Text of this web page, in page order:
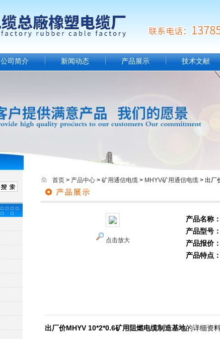
公司简介 新闻动态 产品展示 技术文献
首页 > 产品中心 > 矿用通信电缆 > MHYV矿用通信电缆 > 出厂
点击放大
产品名称：
产品型号：
产品报价：
产品特点：
出厂价MHYV 10*2*0.6矿用阻燃电缆制造基地的详细资料